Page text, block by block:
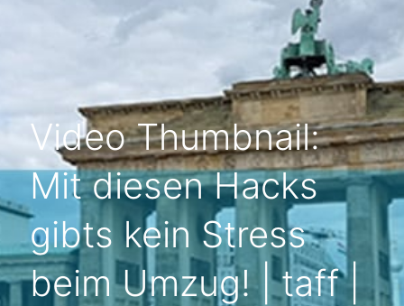
Video Thumbnail:
Mit diesen Hacks
gibts kein Stress
beim Umzug! | taff |